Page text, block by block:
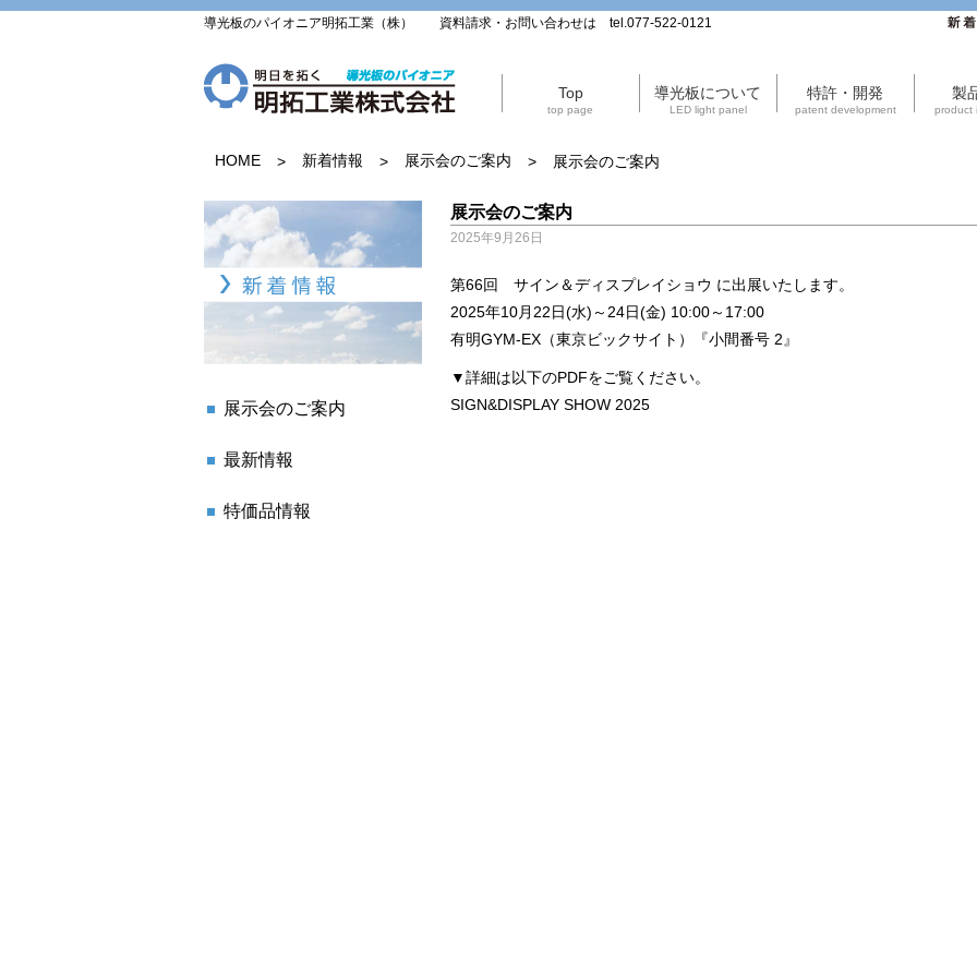
導光板のパイオニア明拓工業（株） 資料請求・お問い合わせは tel.077-522-0121
Top
top page
導光板について
LED light panel
特許・開発
patent development
製
product
HOME > 新着情報 > 展示会のご案内 > 展示会のご案内
展示会のご案内
2025年9月26日
第66回 サイン＆ディスプレイショウ に出展いたします。
2025年10月22日(水)～24日(金) 10:00～17:00
有明GYM-EX（東京ビックサイト）『小間番号 2』
▼詳細は以下のPDFをご覧ください。
SIGN&DISPLAY SHOW 2025
展示会のご案内
最新情報
特価品情報